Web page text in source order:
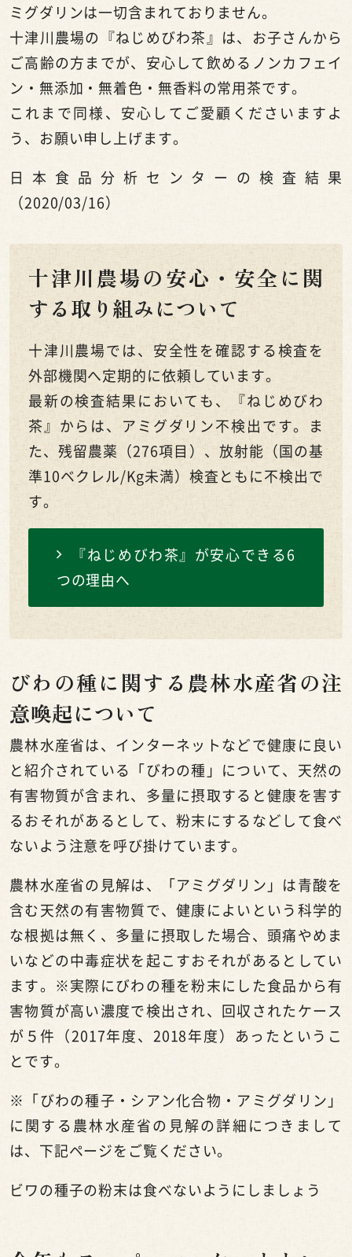
ミグダリンは一切含まれておりません。
十津川農場の『ねじめびわ茶』は、お子さんから
ご高齢の方までが、安心して飲めるノンカフェイ
ン・無添加・無着色・無香料の常用茶です。
これまで同様、安心してご愛顧くださいますよ
う、お願い申し上げます。
日本食品分析センターの検査結果
（2020/03/16）
十津川農場の安心・安全に関
する取り組みについて
十津川農場では、安全性を確認する検査を
外部機関へ定期的に依頼しています。
最新の検査結果においても、『ねじめびわ
茶』からは、アミグダリン不検出です。ま
た、残留農薬（276項目）、放射能（国の基
準10ベクレル/Kg未満）検査ともに不検出で
す。
『ねじめびわ茶』が安心できる6
つの理由へ
びわの種に関する農林水産省の注
意喚起について
農林水産省は、インターネットなどで健康に良い
と紹介されている「びわの種」について、天然の
有害物質が含まれ、多量に摂取すると健康を害す
るおそれがあるとして、粉末にするなどして食べ
ないよう注意を呼び掛けています。
農林水産省の見解は、「アミグダリン」は青酸を
含む天然の有害物質で、健康によいという科学的
な根拠は無く、多量に摂取した場合、頭痛やめま
いなどの中毒症状を起こすおそれがあるとしてい
ます。※実際にびわの種を粉末にした食品から有
害物質が高い濃度で検出され、回収されたケース
が５件（2017年度、2018年度）あったというこ
とです。
※「びわの種子・シアン化合物・アミグダリン」
に関する農林水産省の見解の詳細につきまして
は、下記ページをご覧ください。
ビワの種子の粉末は食べないようにしましょう